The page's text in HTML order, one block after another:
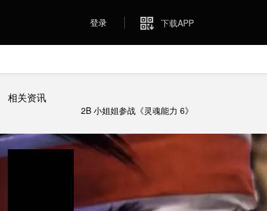
登录 下载APP
相关资讯
2B 小姐姐参战《灵魂能力 6》